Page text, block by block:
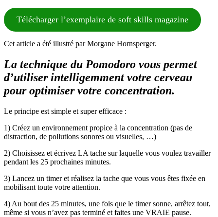
Télécharger l’exemplaire de soft skills magazine
Cet article a été illustré par Morgane Hornsperger.
La technique du Pomodoro vous permet
d’utiliser intelligemment votre cerveau
pour optimiser votre concentration.
Le principe est simple et super efficace :
1) Créez un environnement propice à la concentration (pas de
distraction, de pollutions sonores ou visuelles, …)
2) Choisissez et écrivez LA tache sur laquelle vous voulez travailler
pendant les 25 prochaines minutes.
3) Lancez un timer et réalisez la tache que vous vous êtes fixée en
mobilisant toute votre attention.
4) Au bout des 25 minutes, une fois que le timer sonne, arrêtez tout,
même si vous n’avez pas terminé et faites une VRAIE pause.